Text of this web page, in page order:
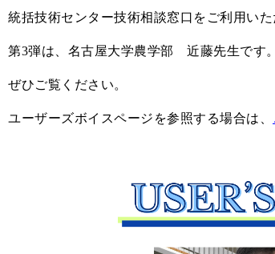
統括技術センター技術相談窓口をご利用い
第3弾は、名古屋大学農学部 近藤先生です。
ぜひご覧ください。
ユーザーズボイスページを参照する場合は、